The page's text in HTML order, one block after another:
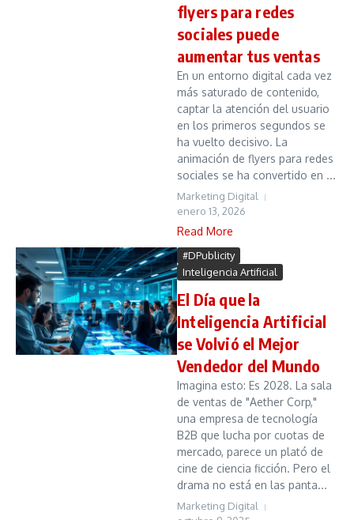
flyers para redes
sociales puede
aumentar tus ventas
En un entorno digital cada vez
más saturado de contenido,
captar la atención del usuario
en los primeros segundos se
ha vuelto decisivo. La
animación de flyers para redes
sociales se ha convertido en ...
Marketing Digital
enero 13, 2026
Read More
#DPublicity
Inteligencia Artificial
El Día que la
Inteligencia Artificial
se Volvió el Mejor
Vendedor del Mundo
Imagina esto: Es 2028. La sala
de ventas de "Aether Corp,"
una empresa de tecnología
B2B que lucha por cuotas de
mercado, parece un plató de
cine de ciencia ficción. Pero el
drama no está en las panta...
Marketing Digital